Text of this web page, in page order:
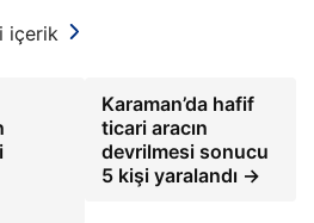
içerik
Karaman’da hafif
ticari aracın
devrilmesi sonucu
5 kişi yaralandı →